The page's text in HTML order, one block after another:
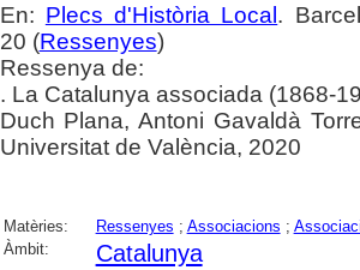
En: Plecs d'Història Local.
20 (Ressenyes)
Ressenya de:
. La Catalunya associada (1868-
Duch Plana, Antoni Gavaldà
Universitat de València, 2020
Matèries: Ressenyes ; Associacions ;
Àmbit:
Catalunya